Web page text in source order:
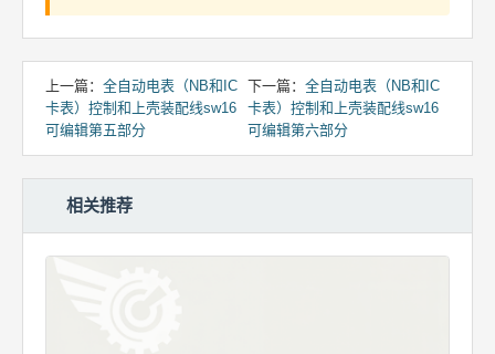
上一篇： 全自动电表（NB和IC
卡表）控制和上壳装配线sw16
可编辑第五部分
下一篇： 全自动电表（NB和IC
卡表）控制和上壳装配线sw16
可编辑第六部分
相关推荐